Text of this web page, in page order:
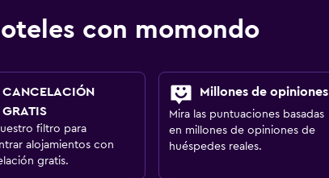
con momondo
CANCELACIÓN
GRATIS
filtro para
alojamientos con
gratis.
Millones de opiniones
Mira las puntuaciones basadas
en millones de opiniones de
huéspedes reales.